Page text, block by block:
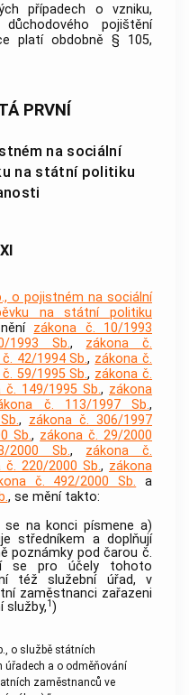
případech o vzniku,
pojištění
platí obdobně § 105,
PRVNÍ
na sociální
na státní politiku
o pojistném na sociální
na státní politiku
zákona č. 10/1993
1993 Sb., zákona č.
42/1994 Sb., zákona č.
59/1995 Sb., zákona č.
č. 149/1995 Sb., zákona
č. 113/1997 Sb.,
, zákona č. 306/1997
Sb., zákona č. 29/2000
2000 Sb., zákona č.
č. 220/2000 Sb., zákona
č. 492/2000 Sb. a
, se mění takto:
na konci písmene a)
středníkem a doplňují
poznámky pod čarou č.
se pro účely tohoto
též služební úřad, v
zaměstnanci zařazeni
služby,1)
o službě státních
úřadech a o odměňování
zaměstnanců ve